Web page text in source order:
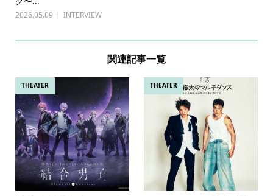
2026.05.09 INTERVIEW
関連記事一覧
THEATER THEATER